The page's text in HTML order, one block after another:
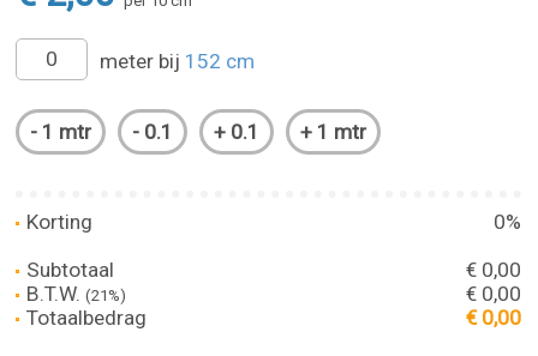
meter bij 152 cm
Korting
0%
Subtotaal
€ 0,00
B.T.W.(21%)
€ 0,00
Totaalbedrag
€ 0,00